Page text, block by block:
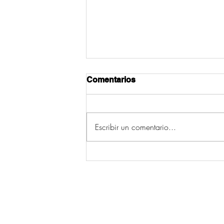
Comentarios
Escribir un comentario...